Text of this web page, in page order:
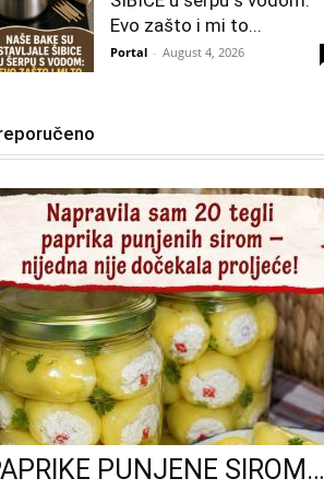
Evo zašto i mi to...
Portal - August 4, 2026
PUNJENE SIROM…